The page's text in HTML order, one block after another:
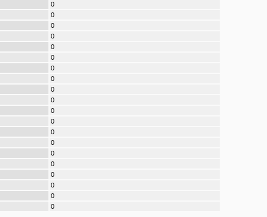
0
0
0
0
0
0
0
0
0
0
0
0
0
0
0
0
0
0
0
0